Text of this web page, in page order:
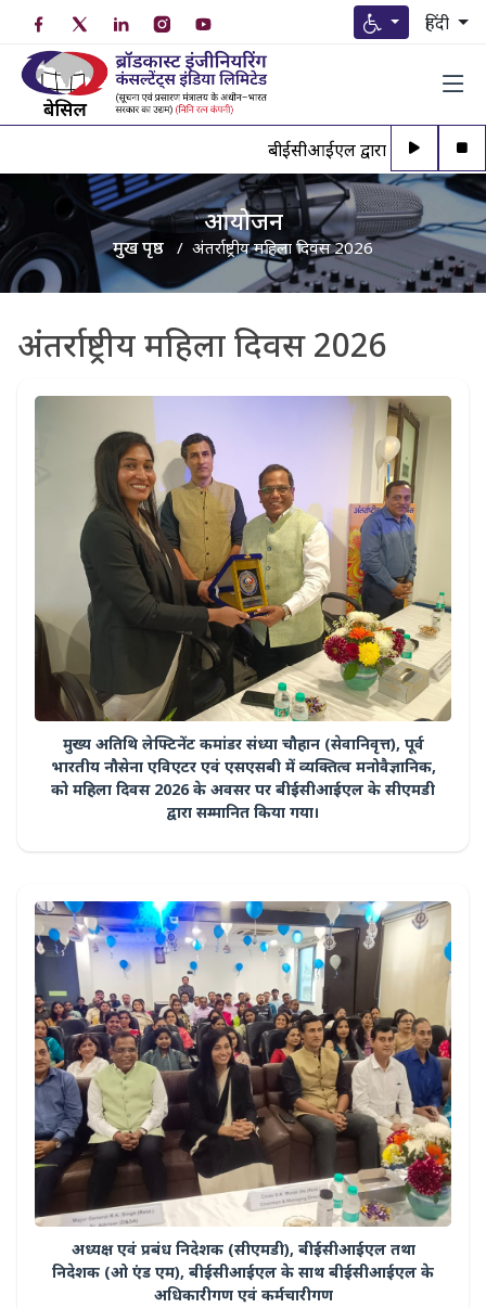
हिंदी
बीईसीआईएल द्वारा अधिकृत
आयोजन
मुख पृष्ठ अंतर्राष्ट्रीय महिला दिवस 2026
अंतर्राष्ट्रीय महिला दिवस 2026
मुख्य अतिथि लेफ्टिनेंट कमांडर संध्या चौहान (सेवानिवृत्त), पूर्व
भारतीय नौसेना एविएटर एवं एसएसबी में व्यक्तित्व मनोवैज्ञानिक,
को महिला दिवस 2026 के अवसर पर बीईसीआईएल के सीएमडी
द्वारा सम्मानित किया गया।
अध्यक्ष एवं प्रबंध निदेशक (सीएमडी), बीईसीआईएल तथा
निदेशक (ओ एंड एम), बीईसीआईएल के साथ बीईसीआईएल के
अधिकारीगण एवं कर्मचारीगण